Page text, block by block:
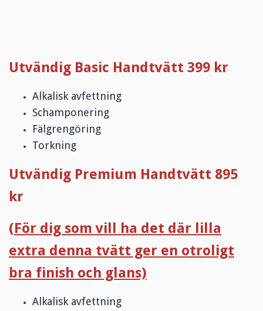
Utvändig Basic Handtvätt 399 kr
Alkalisk avfettning
Schamponering
Fälgrengöring
Torkning
Utvändig Premium Handtvätt 895
kr
(För dig som vill ha det där lilla
extra denna tvätt ger en otroligt
bra finish och glans)
Alkalisk avfettning